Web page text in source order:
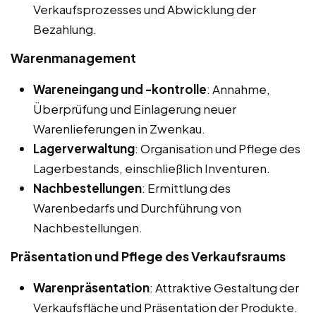
Verkaufsprozesses und Abwicklung der
Bezahlung.
Warenmanagement
Wareneingang und -kontrolle: Annahme,
Überprüfung und Einlagerung neuer
Warenlieferungen in Zwenkau.
Lagerverwaltung: Organisation und Pflege des
Lagerbestands, einschließlich Inventuren.
Nachbestellungen: Ermittlung des
Warenbedarfs und Durchführung von
Nachbestellungen.
Präsentation und Pflege des Verkaufsraums
Warenpräsentation: Attraktive Gestaltung der
Verkaufsfläche und Präsentation der Produkte.